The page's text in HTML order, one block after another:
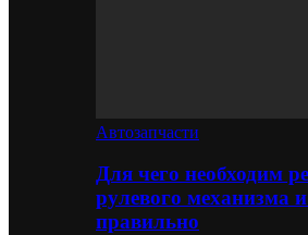
Автозапчасти
Для чего необходим
рулевого механизма
правильно